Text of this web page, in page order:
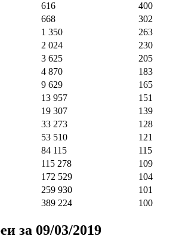
616
400
668
302
1 350
263
2 024
230
3 625
205
4 870
183
9 629
165
13 957
151
19 307
139
33 273
128
53 510
121
84 115
115
115 278
109
172 529
104
259 930
101
389 224 100
за 09/03/2019